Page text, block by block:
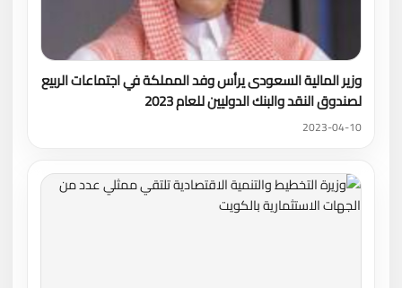
وزير المالية السعودى يرأس وفد المملكة في اجتماعات الربيع
لصندوق النقد والبنك الدوليين للعام 2023
2023-04-10